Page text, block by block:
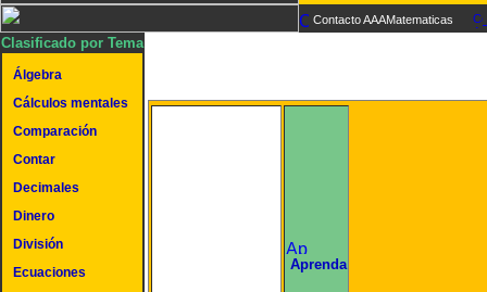
Contacto AAAMatematicas
Clasificado por Tema
Álgebra
Cálculos mentales
Comparación
Contar
Decimales
Dinero
División
Ecuaciones
Aprenda